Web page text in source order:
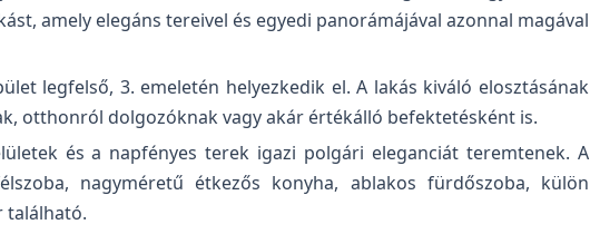
amely elegáns tereivel és egyedi panorámájával azonnal magával
legfelső, 3. emeletén helyezkedik el. A lakás kiváló elosztásának
otthonról dolgozóknak vagy akár értékálló befektetésként is.
és a napfényes terek igazi polgári eleganciát teremtenek. A
nagyméretű étkezős konyha, ablakos fürdőszoba, külön
található.